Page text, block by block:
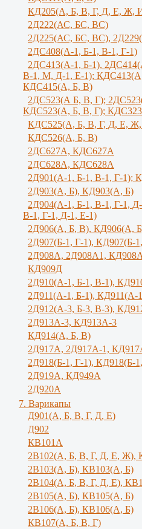
КД205(А, Б, В, Г, Д, Е, Ж,
2Д222(АС, БС, ВС)
2Д225(АС, БС, ВС),
2ДС408(А-1, Б-1, В-1, Г-1)
2ДС413(А-1, Б-1),
В-1, М, Д-1, Е-1);
КДС415(А, Б, В)
2ДС523(А Б, В, Г);
КДС523(А, Б, В, Г);
КДС525(А, Б, В, Г, Д, Е,
КДС526(А, Б, В)
2ДС627А, КДС627А
2ДС628А, КДС628А
2Д901(А-1, Б-1, В-1, Г-1);
2Д903(А, Б), КД903(А, Б)
2Д904(А-1, Б-1, В-1, Г-1,
В-1, Г-1, Д-1, Е-1)
2Д906(А, Б, В), КД906(А,
2Д907(Б-1, Г-1), КД907(Б-
2Д908А, 2Д908А1,
КД909Д
2Д910(А-1, Б-1, В-1),
2Д911(А-1, Б-1), КД911(А-
2Д912(А-3, Б-3, В-3),
2Д913А-3, КД913А-3
КД914(А, Б, В)
2Д917А, 2Д917A-1,
2Д918(Б-1, Г-1), КД918(Б-
2Д919А, КД949А
2Д920А
7. Варикапы
Д901(А, Б, В, Г, Д, Е)
Д902
КВ101А
2В102(А, Б, В, Г, Д, Е, Ж),
2В103(А, Б), КВ103(А, Б)
2В104(А, Б, В, Г, Д, Е),
2В105(А, Б), КВ105(А, Б)
2В106(А, Б), КВ106(А, Б)
КВ107(А, Б, В, Г)